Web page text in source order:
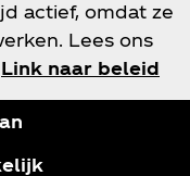
actief, omdat ze
Lees ons
Link naar beleid